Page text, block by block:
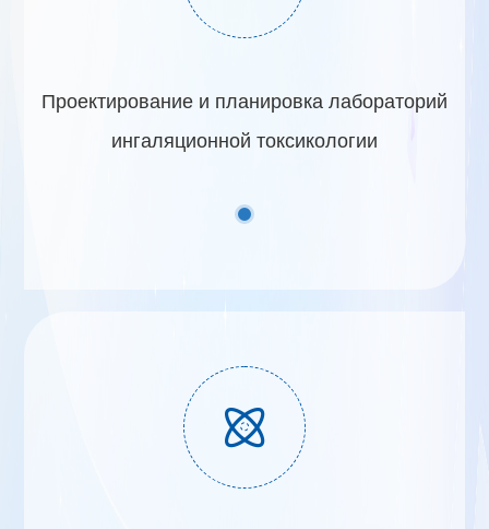
Проектирование и планировка лабораторий
ингаляционной токсикологии
